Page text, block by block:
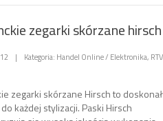
zegarki skórzane hirsch
|
Kategoria: Handel Online / Elektronika,
zegarki skórzane Hirsch to
każdej stylizacji. Paski Hirsch